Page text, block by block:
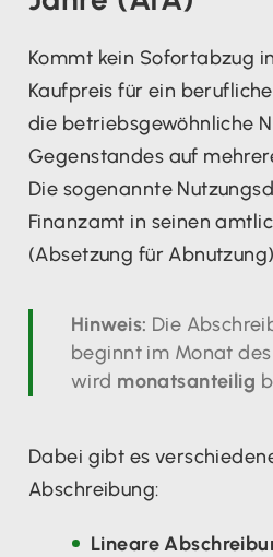
Kommt kein Sofortabzug
Kaufpreis für ein
die betriebsgewöhnliche
Gegenstandes auf
Die sogenannte
Finanzamt in seinen
(Absetzung für
Hinweis: Die
beginnt im Monat des
wird monatsanteilig
Dabei gibt es
Abschreibung:
Lineare